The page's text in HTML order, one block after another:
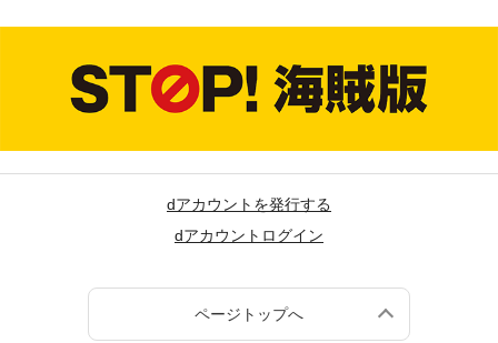
dアカウントを発行する
dアカウントログイン
ページトップへ